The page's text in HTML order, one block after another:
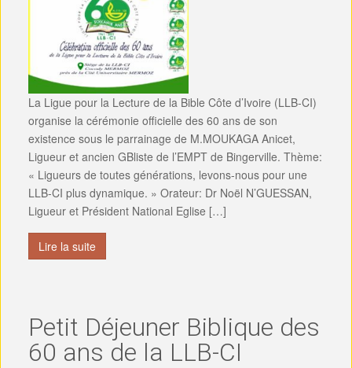
La Ligue pour la Lecture de la Bible Côte d’Ivoire (LLB-CI)
organise la cérémonie officielle des 60 ans de son
existence sous le parrainage de M.MOUKAGA Anicet,
Ligueur et ancien GBliste de l’EMPT de Bingerville. Thème:
« Ligueurs de toutes générations, levons-nous pour une
LLB-CI plus dynamique. » Orateur: Dr Noël N’GUESSAN,
Ligueur et Président National Eglise […]
Lire la suite
Petit Déjeuner Biblique des
60 ans de la LLB-CI